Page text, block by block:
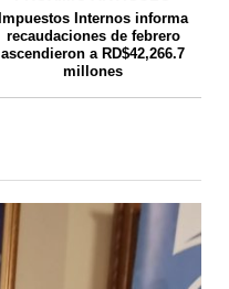
Impuestos Internos informa
recaudaciones de febrero
ascendieron a RD$42,266.7
millones